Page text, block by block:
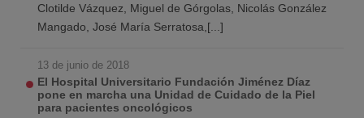
Clotilde Vázquez, Miguel de Górgolas, Nicolás González
Mangado, José María Serratosa,[...]
13 de junio de 2018
El Hospital Universitario Fundación Jiménez Díaz
pone en marcha una Unidad de Cuidado de la Piel
para pacientes oncológicos